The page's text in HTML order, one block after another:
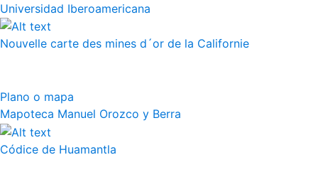
Universidad Iberoamericana
Nouvelle carte des mines d´or de la Californie
Plano o mapa
Mapoteca Manuel Orozco y Berra
Códice de Huamantla